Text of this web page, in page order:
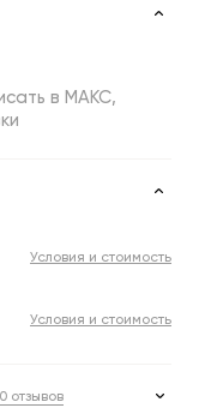
в МАКС,
Условия и стоимость
Условия и стоимость
0 отзывов